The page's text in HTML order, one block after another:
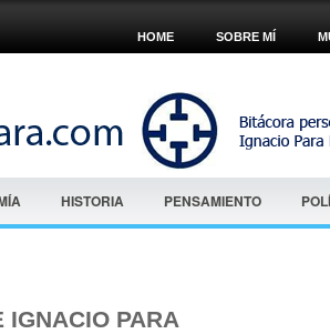
HOME SOBRE MÍ
HISTORIA PENSAMIENTO
IGNACIO PARA